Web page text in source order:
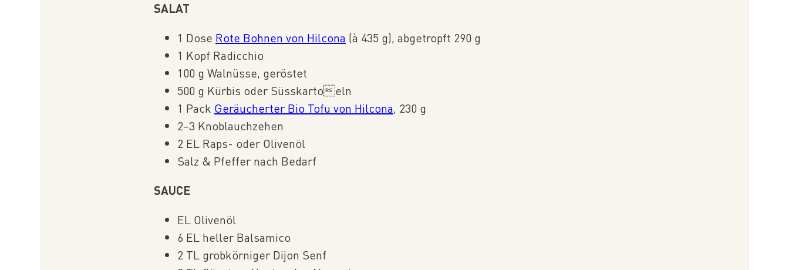
SALAT
1 Dose Rote Bohnen von Hilcona (à 435 g), abgetropft 290 g
1 Kopf Radicchio
100 g Walnüsse, geröstet
500 g Kürbis oder Süsskartoeln
1 Pack Geräucherter Bio Tofu von Hilcona, 230 g
2–3 Knoblauchzehen
2 EL Raps- oder Olivenöl
Salz & Pfeffer nach Bedarf
SAUCE
EL Olivenöl
6 EL heller Balsamico
2 TL grobkörniger Dijon Senf